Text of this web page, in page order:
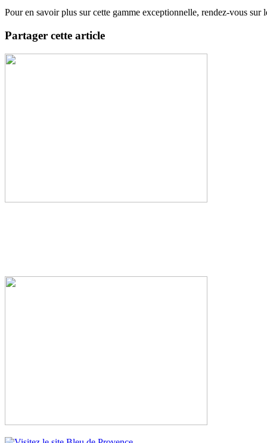
Pour en savoir plus sur cette gamme exceptionnelle, rendez-vous sur
Partager cette article